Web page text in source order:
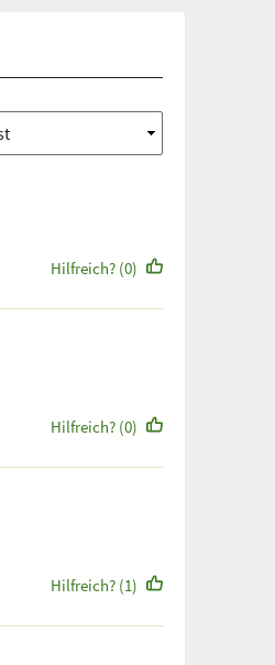
Hilfreich? (0)
Hilfreich? (0)
Hilfreich? (1)